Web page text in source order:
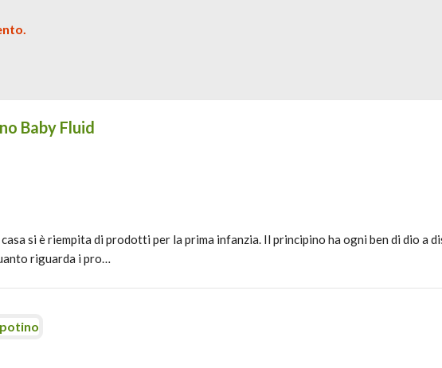
Baby Fluid
si è riempita di prodotti per la prima infanzia. Il principino ha ogni ben di dio a
riguarda i pro…